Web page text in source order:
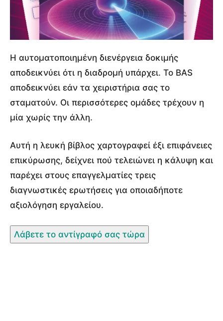
Η αυτοματοποιημένη διενέργεια δοκιμής
αποδεικνύει ότι η διαδρομή υπάρχει. Το BAS
αποδεικνύει εάν τα χειριστήρια σας το
σταματούν. Οι περισσότερες ομάδες τρέχουν η
μία χωρίς την άλλη.
Αυτή η λευκή βίβλος χαρτογραφεί έξι επιφάνειες
επικύρωσης, δείχνει πού τελειώνει η κάλυψη και
παρέχει στους επαγγελματίες τρεις
διαγνωστικές ερωτήσεις για οποιαδήποτε
αξιολόγηση εργαλείου.
Λάβετε το αντίγραφό σας τώρα